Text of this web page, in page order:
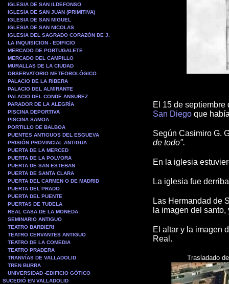
IGLESIA DE SAN ILDEFONSO
IGLESIA DE SAN JUAN (PRIMITIVA)
IGLESIA DE SAN MIGUEL
IGLESIA DE SAN NICOLAS
IGLESIA DEL SAGRADO CORAZÓN DE J.
LA INQUISICION - EDIFICIO
MERCADO DE PORTUGALETE
MERCADO DEL CAMPILLO
MURALLAS DE LA CIUDAD
OBSERVATORIO METEOROLÓGICO
PALACIO DE LA RIBERA
PALACIO DEL ALMIRANTE
PALACIO DEL CONDE ANSUREZ
PARADOR DE LA ALEGRÍA
PISCINA DEPORTIVA
PISCINA SAMOA
PORTILLO DE BALBOA
PUENTES ANTIGUOS DEL ESGUEVA
PRISIÓN PROVINCIAL ANTIGUA
PUERTA DE LA MERCED
PUERTA DE LA POLVORA
PUERTA DE SAN ESTEBAN
PUERTA DE SANTA CLARA
PUERTA DEL CARMEN O DE MADRID
PUERTA DEL PRADO
PUERTA DEL PUENTE
PUERTAS DE TUDELA
REAL CASA DE LA MONEDA
SEMINARIO ANTIGUO
TEATRO BARBIERI
TEATRO CERVANTES ANTIGUO
TEATRO DE LA COMEDIA
TEATRO PRADERA
TRANVÍAS DE VALLADOLID
TREN BURRA
UNIVERSIDAD -EDIFICIO GÓTICO
SUCEDIÓ EN VALLADOLID
El 15 de
San Diego que
Según Casimiro G.
de todo".
En la iglesia
La iglesia fue
Las Hermandad de
la imagen del
El altar y la imagen
Real.
Trasladado